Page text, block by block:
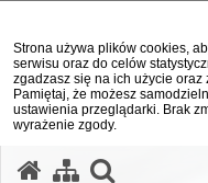
Strona używa plików cookies,
serwisu oraz do celów
zgadzasz się na ich użycie
Pamiętaj, że możesz
ustawienia przeglądarki. Brak
wyrażenie zgody.